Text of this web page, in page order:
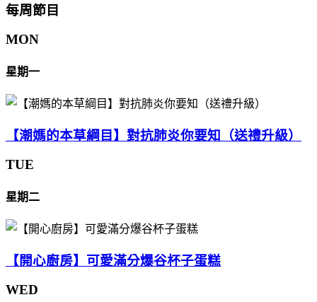
每周節目
MON
星期一
【潮媽的本草綱目】對抗肺炎你要知（送禮升級）
TUE
星期二
【開心廚房】可愛滿分爆谷杯子蛋糕
WED